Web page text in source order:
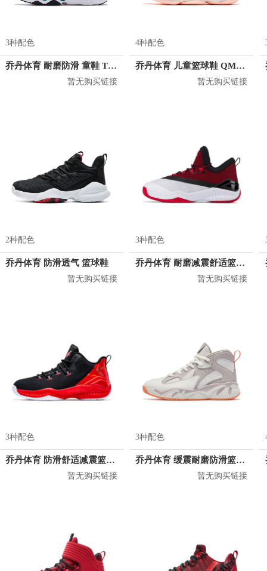
3种配色
乔丹体育 耐磨防滑 童鞋 T5940106
暂无购买链接
4种配色
乔丹体育 儿童篮球鞋 QM1160105
暂无购买链接
2种配色
乔丹体育 防滑透气 篮球鞋
暂无购买链接
3种配色
乔丹体育 耐磨减震舒适篮球鞋 XM1580105
暂无购买链接
3种配色
乔丹体育 防滑舒适减震篮球鞋 XM2660387
暂无购买链接
3种配色
乔丹体育 缓震耐磨防滑篮球鞋 XM16202006
暂无购买链接